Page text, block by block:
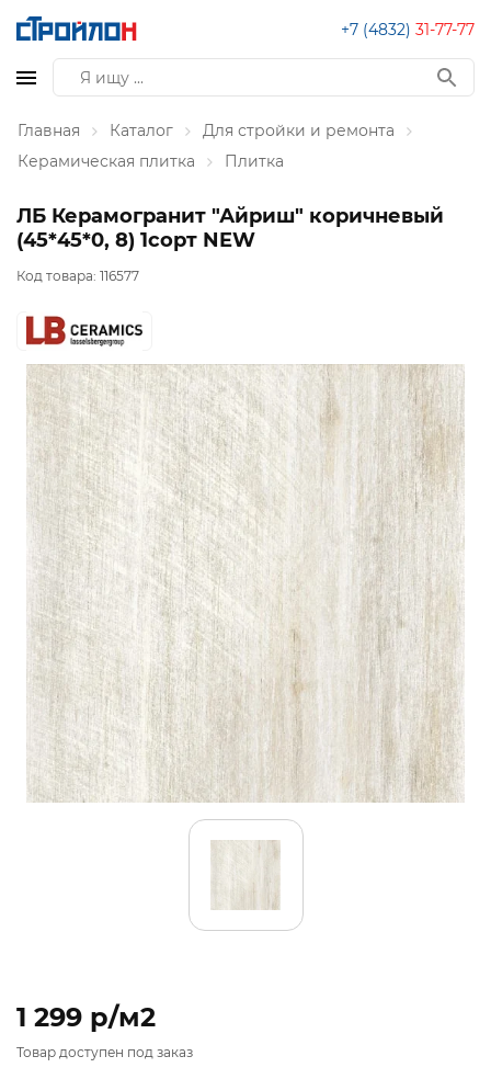
+7 (4832) 31-77-77
Главная Каталог
Для стройки и ремонта
Керамическая плитка
Плитка
ЛБ Керамогранит "Айриш" коричневый
(45*45*0, 8) 1сорт NEW
Код товара: 116577
1 299 p/м2
Товар доступен под заказ